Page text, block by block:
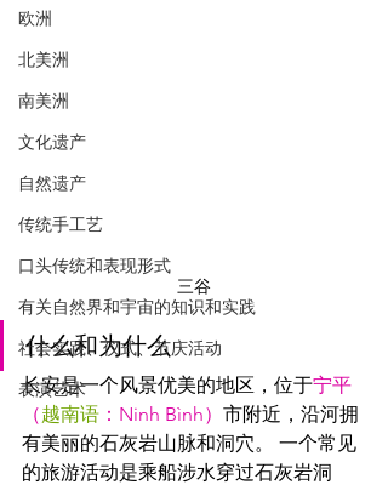
欧洲
北美洲
南美洲
文化遗产
自然遗产
传统手工艺
口头传统和表现形式
有关自然界和宇宙的知识和实践
社会实践、仪式、节庆活动
表演艺术
三谷
什么和为什么
长安是一个风景优美的地区，位于宁平
（越南语 ：Ninh Bình） 市附近，沿河拥
有美丽的石灰岩山脉和洞穴。 一个常见
的旅游活动是乘船涉水穿过石灰岩洞